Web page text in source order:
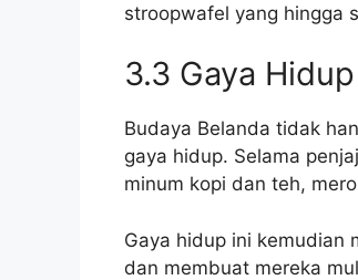
stroopwafel yang hingga
3.3 Gaya
Budaya Belanda tidak
gaya hidup. Selama
minum kopi dan teh,
Gaya hidup ini kemudian
dan membuat mereka